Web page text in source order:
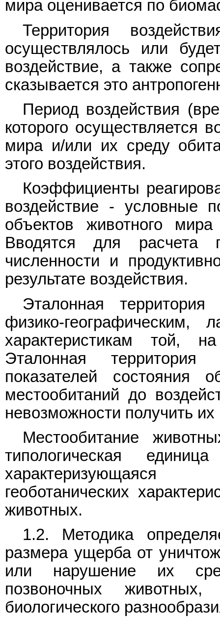
мира оценивается по
Территория
осуществлялось или
воздействие, а также
сказывается это
Период воздействия
которого осуществляется
мира и/или их среду
этого воздействия.
Коэффициенты
воздействие - условные
объектов животного
Вводятся для расчета
численности и
результате воздействия.
Эталонная
физико-географическим,
характеристикам той,
Эталонная территория
показателей состояния
местообитаний до
невозможности получить
Местообитание
типологическая
геоботанических
животных.
1.2. Методика
размера ущерба от
или нарушение их
позвоночных
биологического